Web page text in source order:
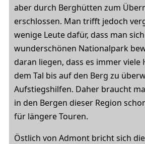
aber durch Berghütten zum
erschlossen. Man trifft jedoch
wenige Leute dafür, dass man
wunderschönen Nationalpark
daran liegen, dass es immer viele
dem Tal bis auf den Berg zu
Aufstiegshilfen. Daher braucht
in den Bergen dieser Region
für längere Touren.
Östlich von Admont bricht sich